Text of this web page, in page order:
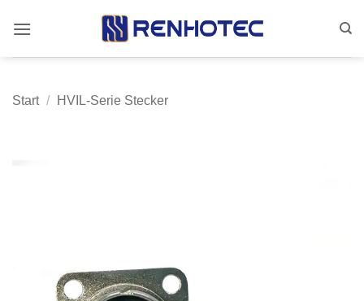
Inhalt
Start / HVIL-Serie Stecker